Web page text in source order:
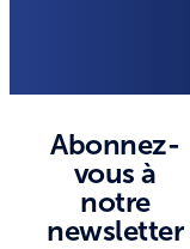
Abonnez-
vous à
notre
newsletter